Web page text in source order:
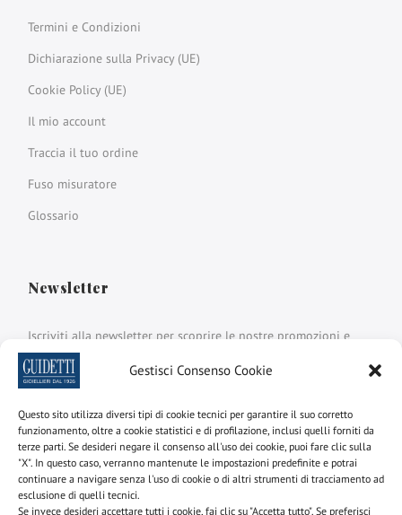
Gestisci Consenso Cookie
Questo sito utilizza diversi tipi di cookie tecnici per garantire il suo corretto
funzionamento, oltre a cookie statistici e di profilazione, inclusi quelli forniti da
terze parti. Se desideri negare il consenso all'uso dei cookie, puoi fare clic sulla
"X". In questo caso, verranno mantenute le impostazioni predefinite e potrai
continuare a navigare senza l'uso di cookie o di altri strumenti di tracciamento ad
esclusione di quelli tecnici.
Se invece desideri accettare tutti i cookie, fai clic su "Accetta tutto". Se preferisci
Termini e Condizioni
Dichiarazione sulla Privacy (UE)
Cookie Policy (UE)
Il mio account
Traccia il tuo ordine
Fuso misuratore
Glossario
Newsletter
Iscriviti alla newsletter per scoprire le nostre promozioni e
novità
email